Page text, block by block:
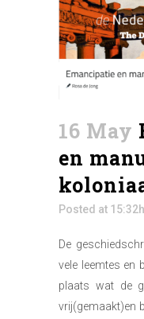
16 May
en
Posted at 15:32h
De
vele leemtes en
plaats wat de
vrij(gemaakt)en